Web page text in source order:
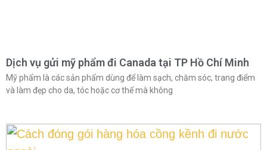
Dịch vụ gửi mỹ phẩm đi Canada tại TP Hồ Chí Minh
Mỹ phẩm là các sản phẩm dùng để làm sạch, chăm sóc, trang điểm
và làm đẹp cho da, tóc hoặc cơ thể mà không